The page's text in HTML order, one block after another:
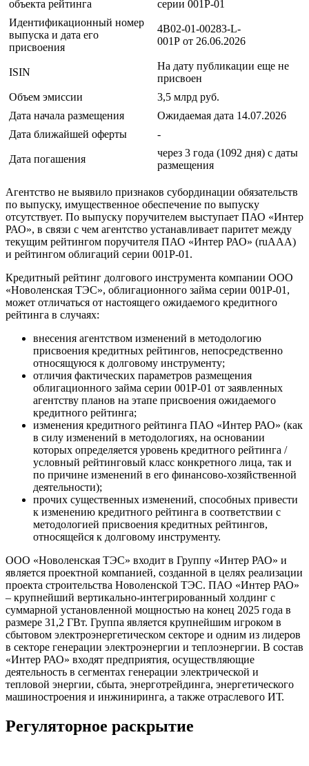
объекта рейтинга
серии 001P-01
Идентификационный номер
выпуска и дата его
присвоения
4B02-01-00283-L-
001P от 26.06.2026
ISIN
На дату публикации еще не
присвоен
Объем эмиссии
3,5 млрд руб.
Дата начала размещения
Ожидаемая дата 14.07.2026
Дата ближайшей оферты
-
Дата погашения
через 3 года (1092 дня) с даты
размещения
Агентство не выявило признаков субординации обязательств
по выпуску, имущественное обеспечение по выпуску
отсутствует. По выпуску поручителем выступает ПАО «Интер
РАО», в связи с чем агентство устанавливает паритет между
текущим рейтингом поручителя ПАО «Интер РАО» (ruAAA)
и рейтингом облигаций серии 001P-01.
Кредитный рейтинг долгового инструмента компании ООО
«Новоленская ТЭС», облигационного займа серии 001P-01,
может отличаться от настоящего ожидаемого кредитного
рейтинга в случаях:
внесения агентством изменений в методологию
присвоения кредитных рейтингов, непосредственно
относящуюся к долговому инструменту;
отличия фактических параметров размещения
облигационного займа серии 001P-01 от заявленных
агентству планов на этапе присвоения ожидаемого
кредитного рейтинга;
изменения кредитного рейтинга ПАО «Интер РАО» (как
в силу изменений в методологиях, на основании
которых определяется уровень кредитного рейтинга /
условный рейтинговый класс конкретного лица, так и
по причине изменений в его финансово-хозяйственной
деятельности);
прочих существенных изменений, способных привести
к изменению кредитного рейтинга в соответствии с
методологией присвоения кредитных рейтингов,
относящейся к долговому инструменту.
ООО «Новоленская ТЭС» входит в Группу «Интер РАО» и
является проектной компанией, созданной в целях реализации
проекта строительства Новоленской ТЭС. ПАО «Интер РАО»
– крупнейший вертикально-интегрированный холдинг с
суммарной установленной мощностью на конец 2025 года в
размере 31,2 ГВт. Группа является крупнейшим игроком в
сбытовом электроэнергетическом секторе и одним из лидеров
в секторе генерации электроэнергии и теплоэнергии. В состав
«Интер РАО» входят предприятия, осуществляющие
деятельность в сегментах генерации электрической и
тепловой энергии, сбыта, энерготрейдинга, энергетического
машиностроения и инжиниринга, а также отраслевого ИТ.
Регуляторное раскрытие